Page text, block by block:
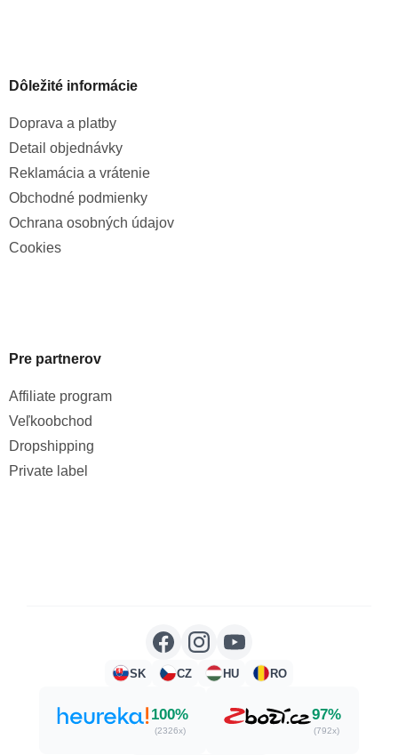
Dôležité informácie
Doprava a platby
Detail objednávky
Reklamácia a vrátenie
Obchodné podmienky
Ochrana osobných údajov
Cookies
Pre partnerov
Affiliate program
Veľkoobchod
Dropshipping
Private label
SK CZ HU RO
100%
(2326x)
97%
(792x)